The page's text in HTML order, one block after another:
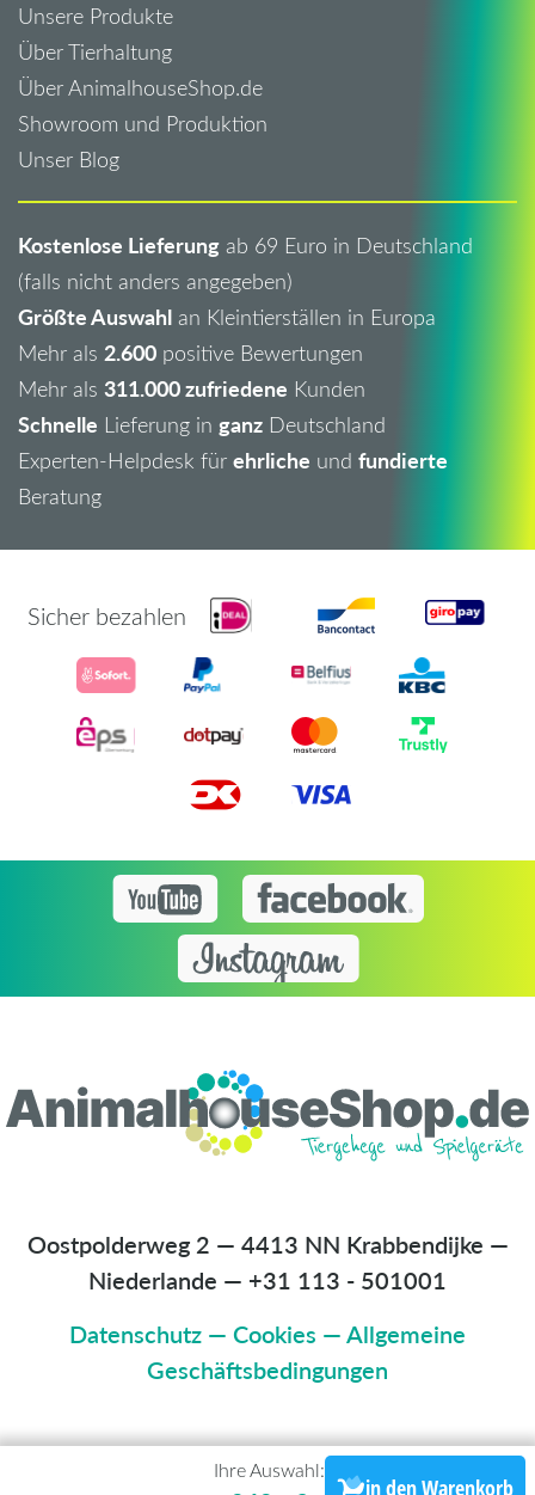
Ihre Auswahl:
in den Warenkorb
Unsere Produkte
Über Tierhaltung
Über AnimalhouseShop.de
Showroom und Produktion
Unser Blog
Kostenlose Lieferung ab 69 Euro in Deutschland
(falls nicht anders angegeben)
Größte Auswahl an Kleintierställen in Europa
Mehr als 2.600 positive Bewertungen
Mehr als 311.000 zufriedene Kunden
Schnelle Lieferung in ganz Deutschland
Experten-Helpdesk für ehrliche und fundierte
Beratung
Sicher bezahlen
Oostpolderweg 2 — 4413 NN Krabbendijke —
Niederlande — +31 113 - 501001
Datenschutz — Cookies —Allgemeine
Geschäftsbedingungen